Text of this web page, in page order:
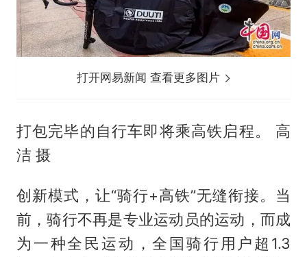
打开网易新闻 查看更多图片
打包完毕的自行车即将乘高铁启程。 高
洁 摄
创新模式，让“骑行+高铁”无缝衔接。当
前，骑行不再是专业运动员的运动，而成
为一种全民运动，全国骑行用户超1.3